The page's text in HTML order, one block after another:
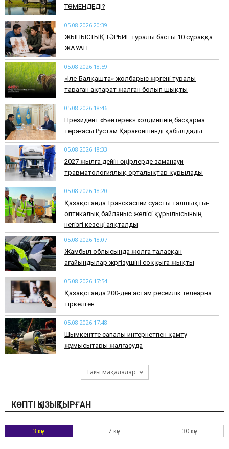
ТӨМЕНДЕДІ?
05.08.2026 20:39
ЖЫНЫСТЫҚ ТӘРБИЕ туралы басты 10 сұраққа
ЖАУАП
05.08.2026 18:59
«Іле-Балқашта» жолбарыс жүргені туралы
тараған ақпарат жалған болып шықты
05.08.2026 18:46
Президент «Бәйтерек» холдингінің басқарма
төрағасы Рустам Қарағойшинді қабылдады
05.08.2026 18:33
2027 жылға дейін өңірлерде заманауи
травматологиялық орталықтар құрылады
05.08.2026 18:20
Қазақстанда Транскаспий суасты талшықты-
оптикалық байланыс желісі құрылысының
негізгі кезеңі аяқталды
05.08.2026 18:07
Жамбыл облысында жолға таласқан
ағайындылар жүргізушіні соққыға жықты
05.08.2026 17:54
Қазақстанда 200-ден астам ресейлік телеарна
тіркелген
05.08.2026 17:48
Шымкентте сапалы интернетпен қамту
жұмысытары жалғасуда
Тағы мақалалар
КӨПТІ ҚЫЗЫҚТЫРҒАН
3 күн 7 күн 30 күн